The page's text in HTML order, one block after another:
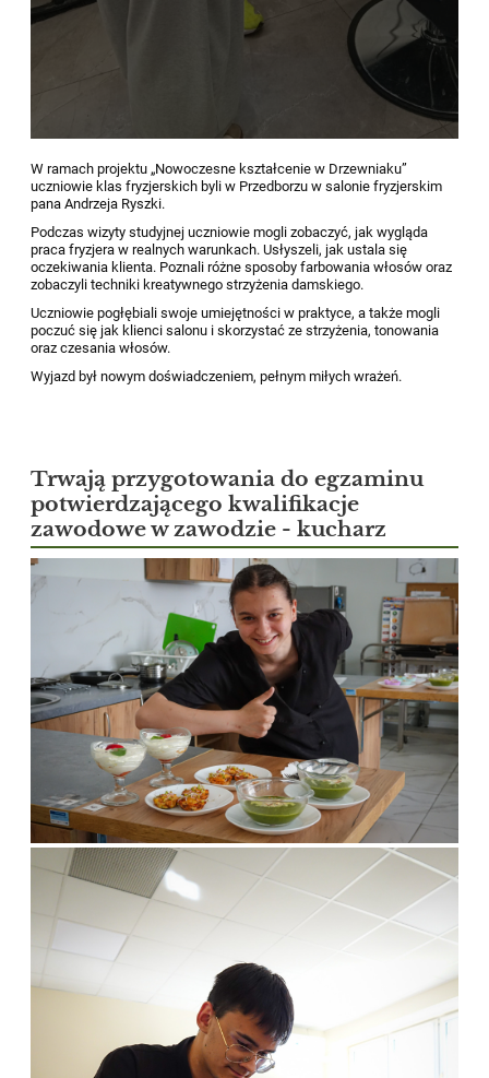
W ramach projektu „Nowoczesne kształcenie w Drzewniaku”
uczniowie klas fryzjerskich byli w Przedborzu w salonie fryzjerskim
pana Andrzeja Ryszki.
Podczas wizyty studyjnej uczniowie mogli zobaczyć, jak wygląda
praca fryzjera w realnych warunkach. Usłyszeli, jak ustala się
oczekiwania klienta. Poznali różne sposoby farbowania włosów oraz
zobaczyli techniki kreatywnego strzyżenia damskiego.
Uczniowie pogłębiali swoje umiejętności w praktyce, a także mogli
poczuć się jak klienci salonu i skorzystać ze strzyżenia, tonowania
oraz czesania włosów.
Wyjazd był nowym doświadczeniem, pełnym miłych wrażeń.
Trwają przygotowania do egzaminu
potwierdzającego kwalifikacje
zawodowe w zawodzie - kucharz